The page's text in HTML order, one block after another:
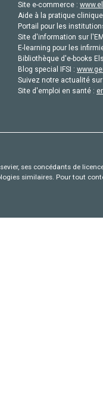
Site e-commerce :
Aide à la pratique
Portail pour les
Site d'information sur
E-learning pour les
Bibliothèque d'e-books
Blog special IFSI :
Suivez notre actualité
Site d'emploi en santé :
ses concédants de
similaires. Pour tout